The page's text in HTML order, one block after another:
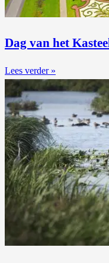
Dag van het
Lees verder »